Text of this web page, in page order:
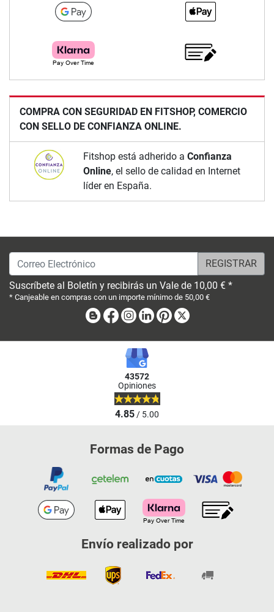
COMPRA CON SEGURIDAD EN FITSHOP, COMERCIO
CON SELLO DE CONFIANZA ONLINE.
Fitshop está adherido a Confianza
Online, el sello de calidad en Internet
líder en España.
Correo Electrónico
Suscríbete al Boletín y recibirás un Vale de 10,00 € *
* Canjeable en compras con un importe mínimo de 50,00 €
BlogFacebook
Instagram
LinkedinPinterest
43572
Opiniones
4.85/ 5.00
Formas de Pago
Envío realizado por